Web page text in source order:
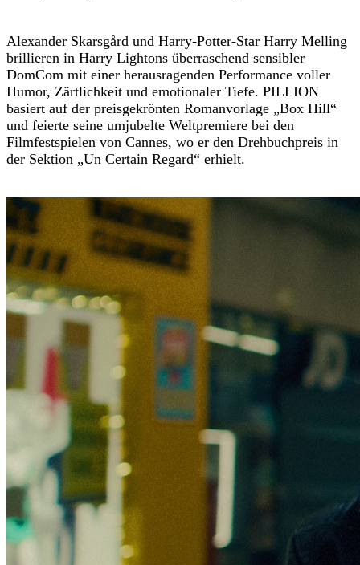
Alexander Skarsgård und Harry-Potter-Star Harry Melling
brillieren in Harry Lightons überraschend sensibler
DomCom mit einer herausragenden Performance voller
Humor, Zärtlichkeit und emotionaler Tiefe. PILLION
basiert auf der preisgekrönten Romanvorlage „Box Hill“
und feierte seine umjubelte Weltpremiere bei den
Filmfestspielen von Cannes, wo er den Drehbuchpreis in
der Sektion „Un Certain Regard“ erhielt.